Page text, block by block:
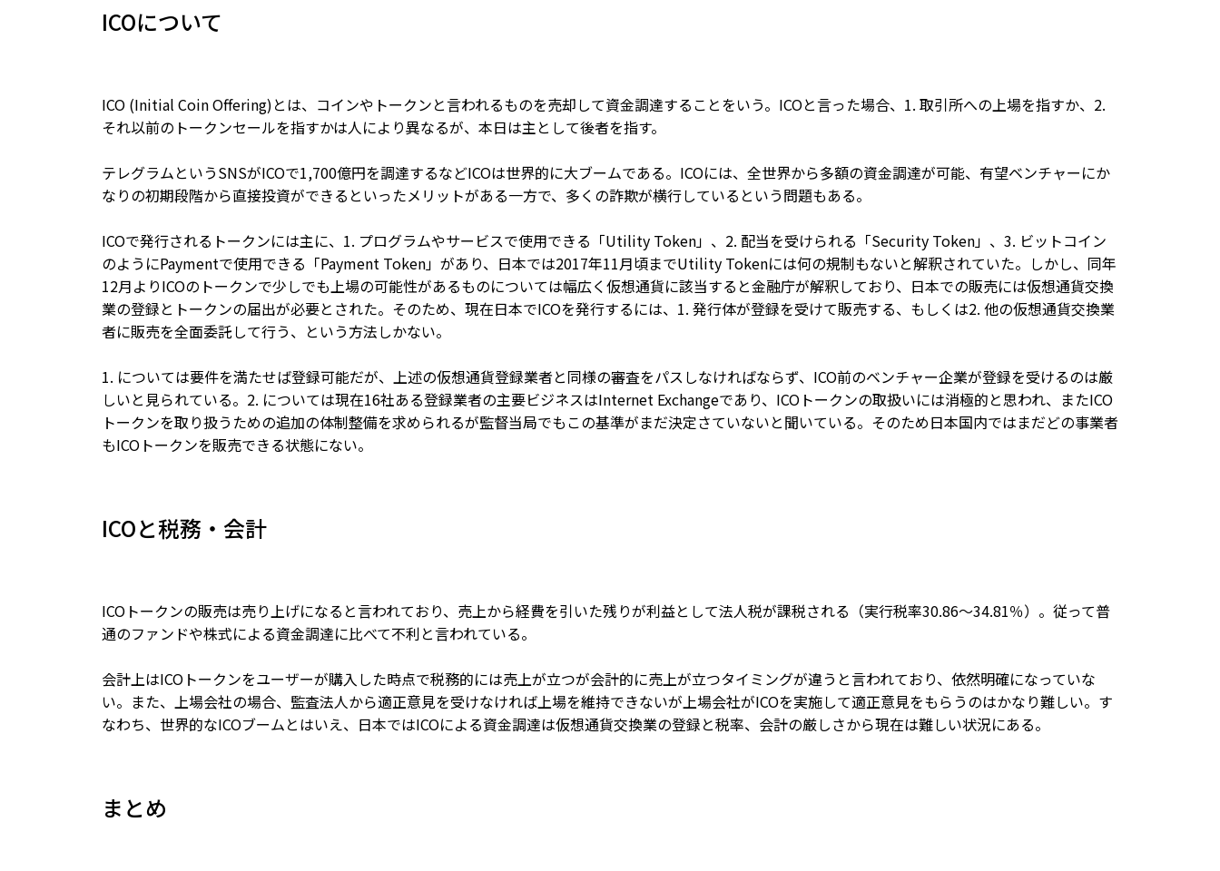
ICOについて
ICO (Initial Coin Offering)とは、コインやトークンと言われるものを売却して資金調達することをいう。ICOと言った場合、1. 取引所への上場を指すか、2.
それ以前のトークンセールを指すかは人により異なるが、本日は主として後者を指す。
テレグラムというSNSがICOで1,700億円を調達するなどICOは世界的に大ブームである。ICOには、全世界から多額の資金調達が可能、有望ベンチャーにか
なりの初期段階から直接投資ができるといったメリットがある一方で、多くの詐欺が横行しているという問題もある。
ICOで発行されるトークンには主に、1. プログラムやサービスで使用できる「Utility Token」、2. 配当を受けられる「Security Token」、3. ビットコイン
のようにPaymentで使用できる「Payment Token」があり、日本では2017年11月頃までUtility Tokenには何の規制もないと解釈されていた。しかし、同年
12月よりICOのトークンで少しでも上場の可能性があるものについては幅広く仮想通貨に該当すると金融庁が解釈しており、日本での販売には仮想通貨交換
業の登録とトークンの届出が必要とされた。そのため、現在日本でICOを発行するには、1. 発行体が登録を受けて販売する、もしくは2. 他の仮想通貨交換業
者に販売を全面委託して行う、という方法しかない。
1. については要件を満たせば登録可能だが、上述の仮想通貨登録業者と同様の審査をパスしなければならず、ICO前のベンチャー企業が登録を受けるのは厳
しいと見られている。2. については現在16社ある登録業者の主要ビジネスはInternet Exchangeであり、ICOトークンの取扱いには消極的と思われ、またICO
トークンを取り扱うための追加の体制整備を求められるが監督当局でもこの基準がまだ決定さていないと聞いている。そのため日本国内ではまだどの事業者
もICOトークンを販売できる状態にない。
ICOと税務・会計
ICOトークンの販売は売り上げになると言われており、売上から経費を引いた残りが利益として法人税が課税される（実行税率30.86～34.81％）。従って普
通のファンドや株式による資金調達に比べて不利と言われている。
会計上はICOトークンをユーザーが購入した時点で税務的には売上が立つが会計的に売上が立つタイミングが違うと言われており、依然明確になっていな
い。また、上場会社の場合、監査法人から適正意見を受けなければ上場を維持できないが上場会社がICOを実施して適正意見をもらうのはかなり難しい。す
なわち、世界的なICOブームとはいえ、日本ではICOによる資金調達は仮想通貨交換業の登録と税率、会計の厳しさから現在は難しい状況にある。
まとめ